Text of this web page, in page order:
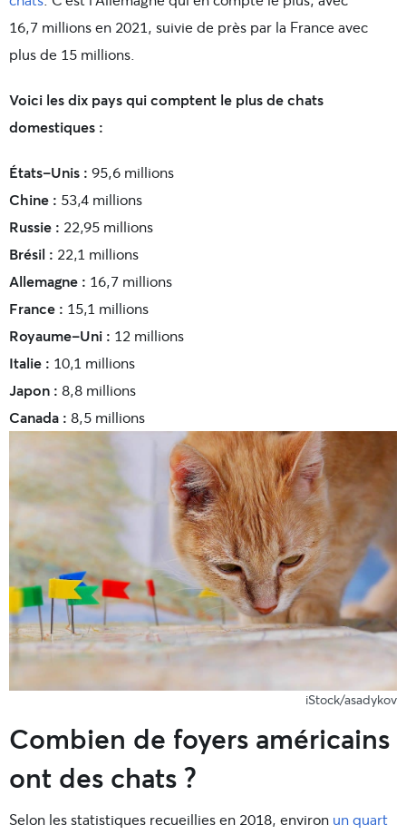
16,7 millions en 2021, suivie de près par la France avec
plus de 15 millions.
Voici les dix pays qui comptent le plus de chats
domestiques :
États-Unis : 95,6 millions
Chine : 53,4 millions
Russie : 22,95 millions
Brésil : 22,1 millions
Allemagne : 16,7 millions
France : 15,1 millions
Royaume-Uni : 12 millions
Italie : 10,1 millions
Japon : 8,8 millions
Canada : 8,5 millions
iStock/asadykov
Combien de foyers américains
ont des chats ?
Selon les statistiques recueillies en 2018, environ un quart